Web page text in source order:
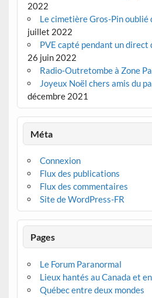
2022
Le cimetière Gros-Pin oublié
juillet 2022
PVE capté pendant un direct
26 juin 2022
Radio-Outretombe à Zone
Joyeux Noël chers amis du
décembre 2021
Méta
Connexion
Flux des publications
Flux des commentaires
Site de WordPress-FR
Pages
Le Forum Paranormal
Lieux hantés au Canada et
Québec entre deux mondes